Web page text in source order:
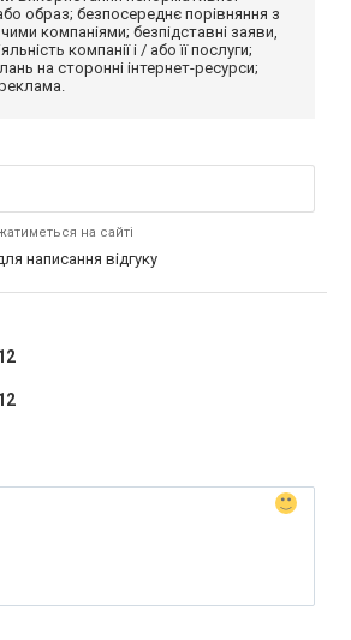
образ; безпосереднє порівняння з
компаніями; безпідставні заяви,
компанії і / або її послуги;
на сторонні інтернет-ресурси;
на сайті
написання відгуку